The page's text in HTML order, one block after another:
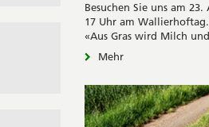
Besuchen Sie uns am
17 Uhr am
«Aus Gras wird Milch
Mehr